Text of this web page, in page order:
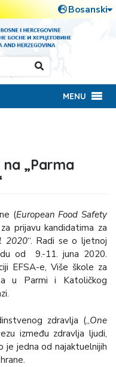
MENU
na „Parma
(European Food Safety
prijavu kandidatima za
2020“. Radi se o ljetnoj
od 9.-11. juna 2020.
EFSA-e, Više škole za
u Parmi i Katoličkog
zdravlja („One
između zdravlja ljudi,
je jedna od najaktuelnijih